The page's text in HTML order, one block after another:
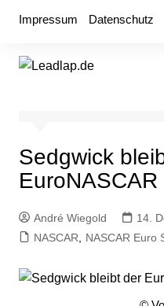
Impressum Datenschutz
Sedgwick
André Wiegold
14.
NASCAR, NASCAR Euro